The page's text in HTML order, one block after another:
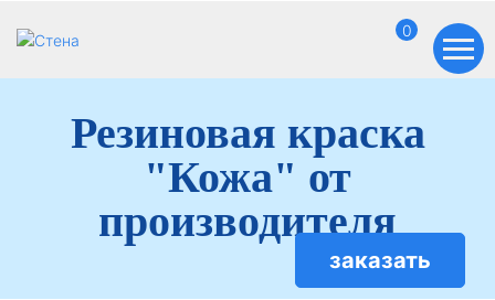
0
Резиновая краска
"Кожа" от
производителя
заказать